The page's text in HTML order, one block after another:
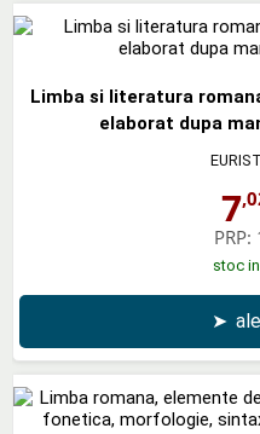
Limba si literatura
elaborat dupa
7
PRP:
stoc
➤